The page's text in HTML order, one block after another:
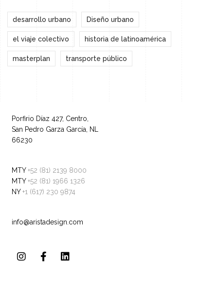
desarrollo urbano Diseño urbano
el viaje colectivo historia de latinoamérica
masterplan transporte público
Porfirio Díaz 427, Centro,
San Pedro Garza García, NL
66230
MTY+52 (81) 2139 8000
MTY+52 (81) 1966 1326
NY+1 (617) 230 9874
info@aristadesign.com